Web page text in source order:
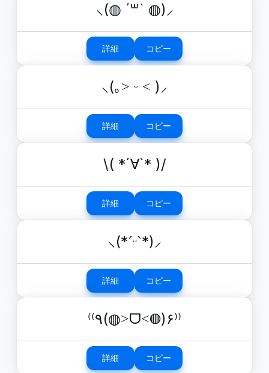
⸜(◍ ´꒳` ◍)⸝
詳細 コピー
⸜(｡˃ ᵕ ˂ )⸝
詳細 コピー
\( *´∀`* )/
詳細 コピー
⸜(*ˊᵕˋ*)⸝
詳細 コピー
⁽⁽٩(◍˃ᗜ˂◍)۶⁾⁾
詳細 コピー